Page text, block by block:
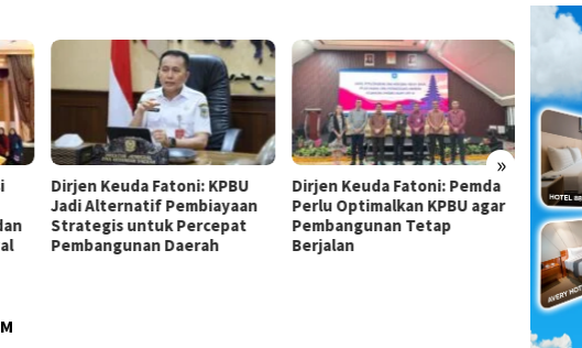
»
Dirjen Keuda Fatoni: KPBU
Jadi Alternatif Pembiayaan
Strategis untuk Percepat
Pembangunan Daerah
Dirjen Keuda Fatoni: Pemda
Perlu Optimalkan KPBU agar
Pembangunan Tetap
Berjalan